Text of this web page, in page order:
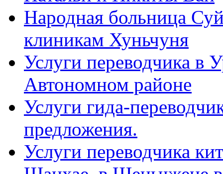
Народная больница
клиникам Хуньчуня
Услуги переводчика в
Автономном районе
Услуги гида-
предложения.
Услуги переводчика